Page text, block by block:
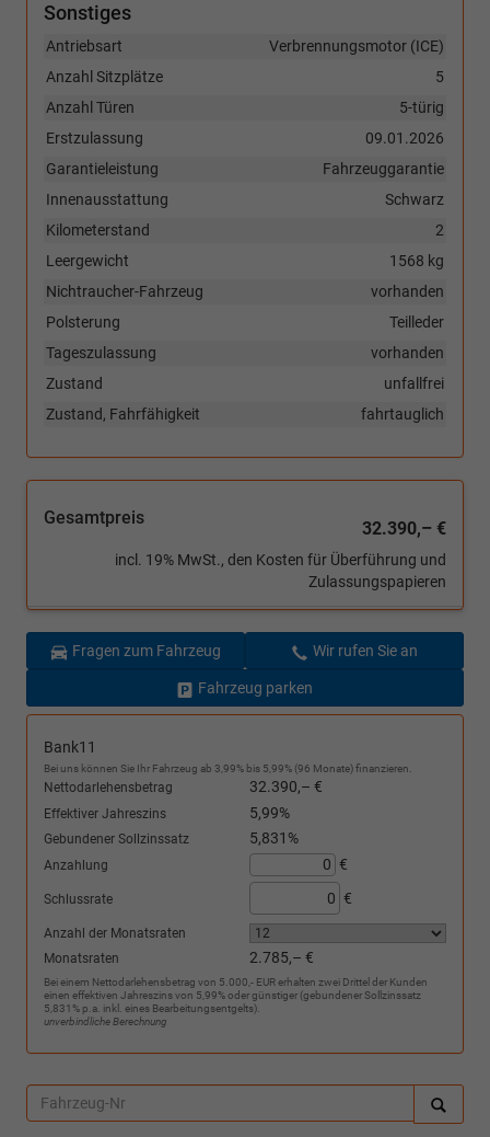
Sonstiges
Verbrennungsmotor (ICE)
Antriebsart
5
Anzahl Sitzplätze
5-türig
Anzahl Türen
09.01.2026
Erstzulassung
Fahrzeuggarantie
Garantieleistung
Schwarz
Innenausstattung
2
Kilometerstand
1568 kg
Leergewicht
vorhanden
Nichtraucher-Fahrzeug
Teilleder
Polsterung
vorhanden
Tageszulassung
unfallfrei
Zustand
fahrtauglich
Zustand, Fahrfähigkeit
Gesamtpreis
32.390,– €
incl. 19% MwSt., den Kosten für Überführung und
Zulassungspapieren
Fragen zum Fahrzeug Wir rufen Sie an
Fahrzeug parken
Bank11
Bei uns können Sie Ihr Fahrzeug ab 3,99% bis 5,99% (96 Monate) finanzieren.
Nettodarlehensbetrag 32.390,– €
Effektiver Jahreszins 5,99%
Gebundener Sollzinssatz 5,831%
Anzahlung €
Schlussrate €
Anzahl der Monatsraten
Monatsraten
2.785,– €
Bei einem Nettodarlehensbetrag von 5.000,- EUR erhalten zwei Drittel der Kunden
einen effektiven Jahreszins von 5,99% oder günstiger (gebundener Sollzinssatz
5,831% p.a. inkl. eines Bearbeitungsentgelts).
unverbindliche Berechnung